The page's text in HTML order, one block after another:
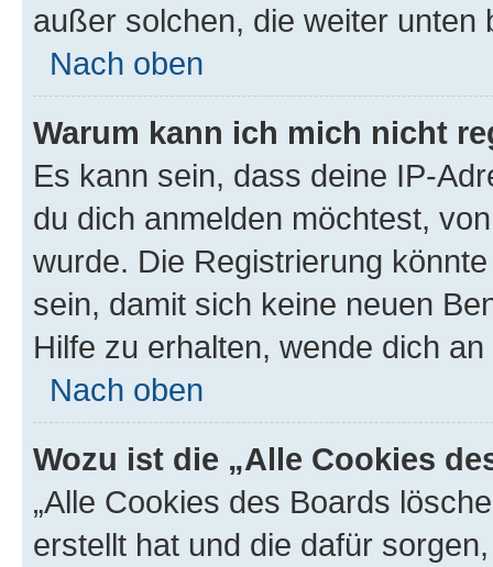
außer solchen, die weiter unten
Nach oben
Warum kann ich mich nicht
Es kann sein, dass deine IP-
du dich anmelden möchtest,
wurde. Die Registrierung
sein, damit sich keine neuen
Hilfe zu erhalten, wende dich
Nach oben
Wozu ist die „Alle Cookies
„Alle Cookies des Boards
erstellt hat und die dafür